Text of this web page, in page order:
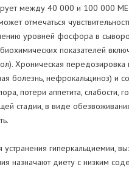
между 40 000 и 100 000
отмечаться
уровней фосфора в
показателей
Хроническая
болезнь, нефрокальциноз) и
потери аппетита,
стадии, в виде
гиперкальциемии,
назначают диету с низким